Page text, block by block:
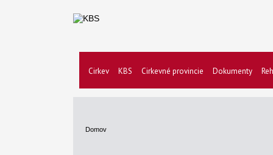
Cirkev KBS Cirkevné provincie Dokumenty
Domov